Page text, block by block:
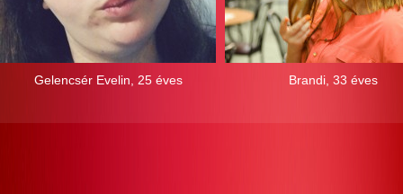
Gelencsér Evelin, 25 éves Brandi, 33 éves